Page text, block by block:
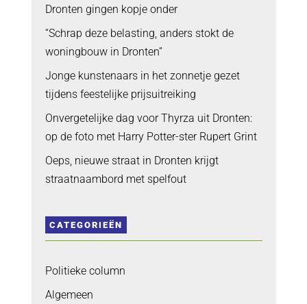
Dronten gingen kopje onder
“Schrap deze belasting, anders stokt de
woningbouw in Dronten”
Jonge kunstenaars in het zonnetje gezet
tijdens feestelijke prijsuitreiking
Onvergetelijke dag voor Thyrza uit Dronten:
op de foto met Harry Potter-ster Rupert Grint
Oeps, nieuwe straat in Dronten krijgt
straatnaambord met spelfout
CATEGORIEËN
Politieke column
Algemeen